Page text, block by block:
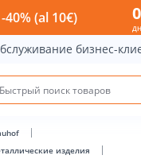
M21 92MM
(al 10€)
бизнес-
изделия